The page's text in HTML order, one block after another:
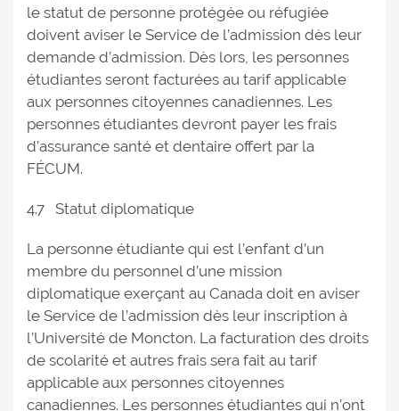
le statut de personne protégée ou réfugiée
doivent aviser le Service de l’admission dès leur
demande d’admission. Dès lors, les personnes
étudiantes seront facturées au tarif applicable
aux personnes citoyennes canadiennes. Les
personnes étudiantes devront payer les frais
d’assurance santé et dentaire offert par la
FÉCUM.
4.7 Statut diplomatique
La personne étudiante qui est l’enfant d’un
membre du personnel d’une mission
diplomatique exerçant au Canada doit en aviser
le Service de l’admission dès leur inscription à
l’Université de Moncton. La facturation des droits
de scolarité et autres frais sera fait au tarif
applicable aux personnes citoyennes
canadiennes. Les personnes étudiantes qui n’ont